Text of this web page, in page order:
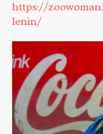
https://
lenin/